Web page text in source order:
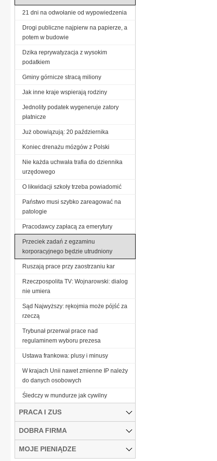
21 dni na odwołanie od wypowiedzenia
Drogi publiczne najpierw na papierze, a
potem w budowie
Dzika reprywatyzacja z wysokim
podatkiem
Gminy górnicze stracą miliony
Jak inne kraje wspierają rodziny
Jednolity podatek wygeneruje zatory
płatnicze
Już obowiązują: 20 października
Koniec drenażu mózgów z Polski
Nie każda uchwała trafia do dziennika
urzędowego
O likwidacji szkoły trzeba powiadomić
Państwo musi szybko zareagować na
patologie
Pracodawcy zapłacą za emerytury
Przeciek zadań z egzaminu
korporacyjnego będzie utrudniony
Ruszają prace przy zaostrzaniu kar
Rzeczpospolita TV: Wojnarowski: dialog
nie umiera
Sąd Najwyższy: rękojmia może pójść za
rzeczą
Trybunał przerwał prace nad
regulaminem wyboru prezesa
Ustawa frankowa: plusy i minusy
W krajach Unii nawet zmienne IP należy
do danych osobowych
Śledczy w mundurze jak cywilny
PRACA I ZUS
DOBRA FIRMA
MOJE PIENIĄDZE